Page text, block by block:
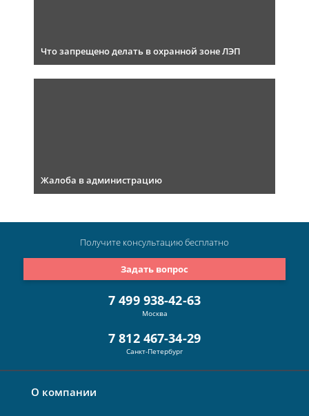
Что запрещено делать в охранной зоне ЛЭП
Жалоба в администрацию
О компании
7 499 938-42-63
Москва
7 812 467-34-29
Санкт-Петербург
Задать вопрос
Получите консультациюбесплатно